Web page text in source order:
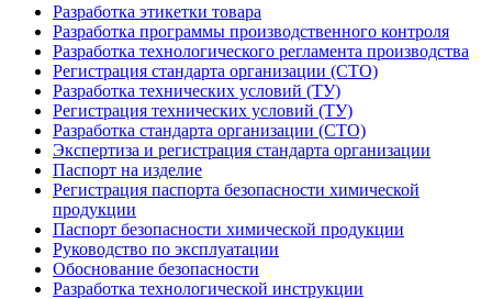
Разработка этикетки товара
Разработка программы производственного контроля
Разработка технологического регламента производства
Регистрация стандарта организации (СТО)
Разработка технических условий (ТУ)
Регистрация технических условий (ТУ)
Разработка стандарта организации (СТО)
Экспертиза и регистрация стандарта организации
Паспорт на изделие
Регистрация паспорта безопасности химической
продукции
Паспорт безопасности химической продукции
Руководство по эксплуатации
Обоснование безопасности
Разработка технологической инструкции